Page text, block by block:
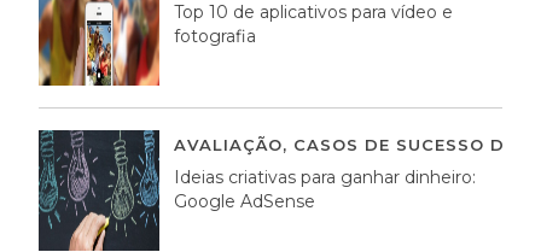
Top 10 de aplicativos para vídeo e
fotografia
AVALIAÇÃO, CASOS DE SUCESSO DE
Ideias criativas para ganhar dinheiro:
Google AdSense